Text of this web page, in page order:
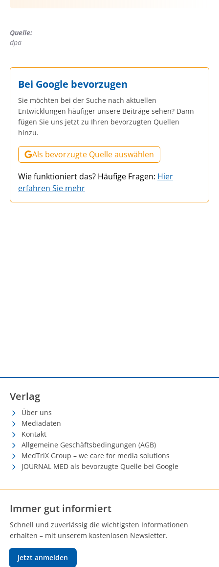
Quelle:
dpa
Bei Google bevorzugen
Sie möchten bei der Suche nach aktuellen
Entwicklungen häufiger unsere Beiträge sehen? Dann
fügen Sie uns jetzt zu Ihren bevorzugten Quellen
hinzu.
Als bevorzugte Quelle auswählen
Wie funktioniert das? Häufige Fragen: Hier
erfahren Sie mehr
Verlag
Über uns
Mediadaten
Kontakt
Allgemeine Geschäftsbedingungen (AGB)
MedTriX Group – we care for media solutions
JOURNAL MED als bevorzugte Quelle bei Google
Immer gut informiert
Schnell und zuverlässig die wichtigsten Informationen
erhalten – mit unserem kostenlosen Newsletter.
Jetzt anmelden